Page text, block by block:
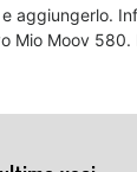
aggiungerlo.
Mio Moov 580.